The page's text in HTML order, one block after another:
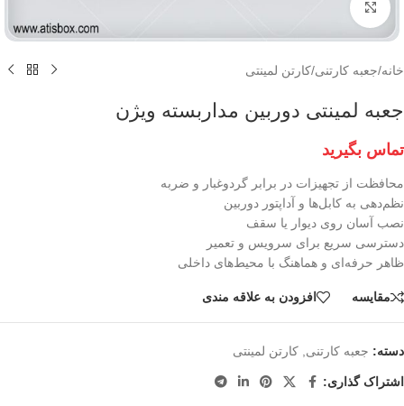
برای بزرگنمایی کلیک کنید
خانه/جعبه کارتنی/کارتن لمینتی
جعبه لمینتی دوربین مداربسته ویژن
تماس بگیرید
محافظت از تجهیزات در برابر گردوغبار و ضربه
نظم‌دهی به کابل‌ها و آداپتور دوربین
نصب آسان روی دیوار یا سقف
دسترسی سریع برای سرویس و تعمیر
ظاهر حرفه‌ای و هماهنگ با محیط‌های داخلی
مقايسه افزودن به علاقه مندی
دسته: جعبه کارتنی کارتن لمینتی
اشتراک گذاری: